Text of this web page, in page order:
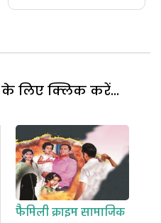
लिए क्लिक करें...
फैमिली क्राइमसामाजिक